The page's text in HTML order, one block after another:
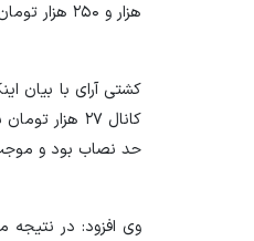
هزار و ۲۵۰ هزار تومان معامله می‌شد.
کشتی آرای با بیان
کانال ۲۷
حد نصاب بود و موجب
وی افزود: در